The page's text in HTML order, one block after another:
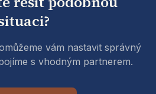
vám nastavit správný
s vhodným partnerem.